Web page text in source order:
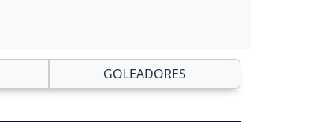
GOLEADORES